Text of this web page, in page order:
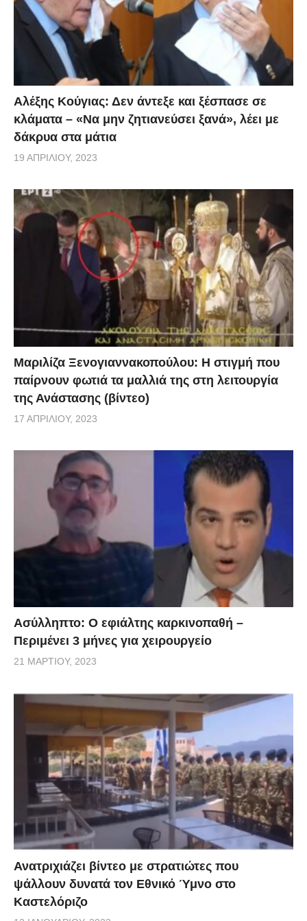
Αλέξης Κούγιας: Δεν άντεξε και ξέσπασε σε
κλάματα – «Να μην ζητιανεύσει ξανά», λέει με
δάκρυα στα μάτια
19 ΑΠΡΙΛΊΟΥ, 2023
Μαριλίζα Ξενογιαννακοπούλου: Η στιγμή που
παίρνουν φωτιά τα μαλλιά της στη λειτουργία
της Ανάστασης (βίντεο)
17 ΑΠΡΙΛΊΟΥ, 2023
Ασύλληπτο: Ο εφιάλτης καρκινοπαθή –
Περιμένει 3 μήνες για χειρουργείο
21 ΜΑΡΤΊΟΥ, 2023
Ανατριχιάζει βίντεο με στρατιώτες που
ψάλλουν δυνατά τον Εθνικό Ύμνο στο
Καστελόριζο